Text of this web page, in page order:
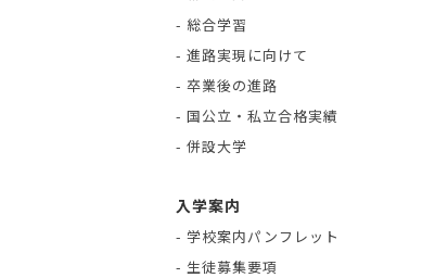
- 総合学習
- 進路実現に向けて
- 卒業後の進路
- 国公立・私立合格実績
- 併設大学
入学案内
- 学校案内パンフレット
- 生徒募集要項